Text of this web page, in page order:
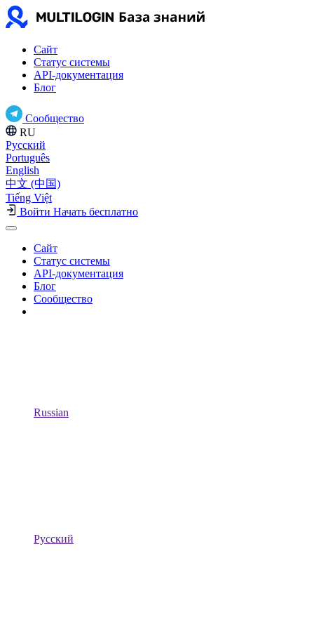
Сайт
Статус системы
API-документация
Блог
Сообщество
RU
Русский
Português
English
中文 (中国)
Tiếng Việt
Войти Начать бесплатно
Сайт
Статус системы
API-документация
Блог
Сообщество
Russian
Русский